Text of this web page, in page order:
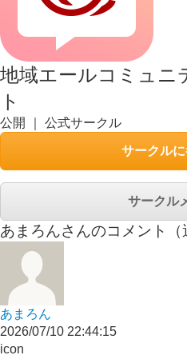
地域エールコミュニ
ト
公開 公式サークル
サークル
サークル
あまろんさんのコメント（
あまろん
2026/07/10 22:44:15
icon